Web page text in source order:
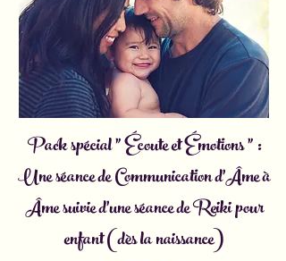
Pack spécial " Écoute et Émotions " :
Une séance de Communication d'Âme à
Âmesuivie d'une séance de Reiki pour
enfant (dès la naissance)